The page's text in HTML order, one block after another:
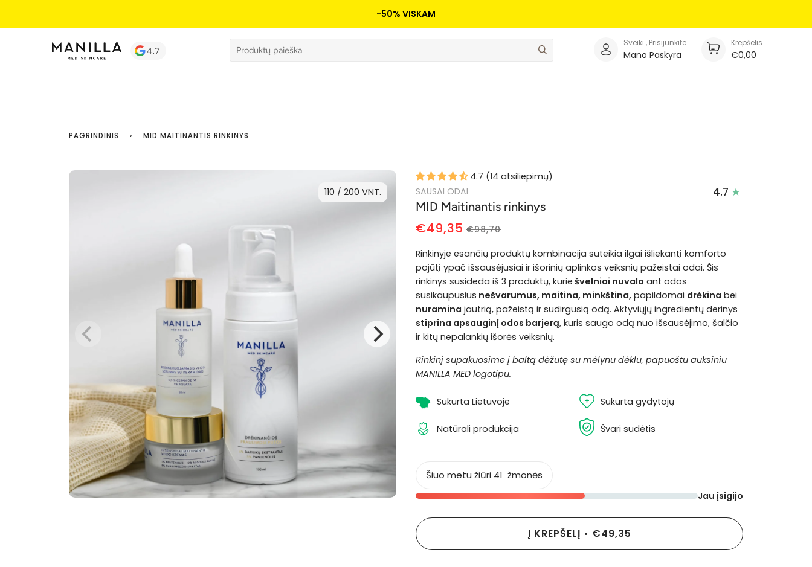
-50% VISKAM
Ieškoti Krepšelis
€0,00
Sveiki , Prisijunkite
Mano Paskyra
PAGRINDINIS › MID MAITINANTIS RINKINYS
110 / 200 VNT.
4.7 (14 atsiliepimų)
SAUSAI ODAI
4.7
MID Maitinantis rinkinys
€49,35 €98,70
Rinkinyje esančių produktų kombinacija suteikia ilgai išliekantį komforto
pojūtį ypač išsausėjusiai ir išorinių aplinkos veiksnių pažeistai odai. Šis
rinkinys susideda iš 3 produktų, kurie švelniai nuvalo ant odos
susikaupusius nešvarumus, maitina, minkština, papildomai drėkina bei
nuramina jautrią, pažeistą ir sudirgusią odą. Aktyviųjų ingredientų derinys
stiprina apsauginį odos barjerą, kuris saugo odą nuo išsausėjimo, šalčio
ir kitų nepalankių išorės veiksnių.
Rinkinį supakuosime į baltą dėžutę su mėlynu dėklu, papuoštu auksiniu
MANILLA MED logotipu.
Sukurta Lietuvoje Sukurta gydytojų
Natūrali produkcija Švari sudėtis
Šiuo metu žiūri 41 žmonės
Jau įsigijo
Į KREPŠELĮ • €49,35